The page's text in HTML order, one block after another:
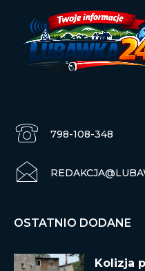
798-108-348
OSTATNIO DODANE
Kolizja